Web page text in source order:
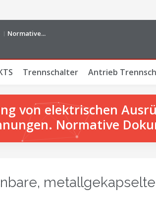
Normative...
Trennschalter Antrieb
von elektrischen
Normative